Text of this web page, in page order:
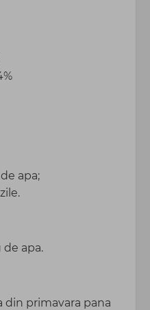
apa;
de apa.
din primavara pana